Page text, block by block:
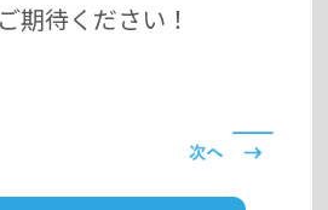
期待ください！